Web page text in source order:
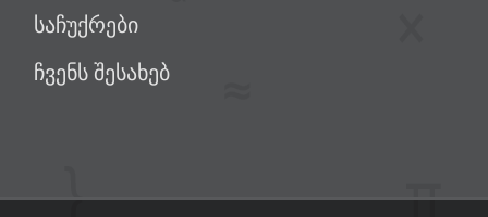
საჩუქრები
ჩვენს შესახებ